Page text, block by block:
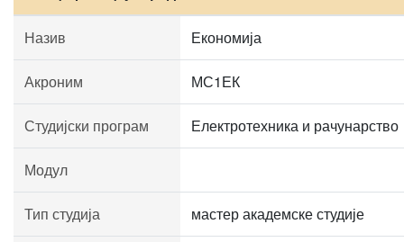
Назив Економија
Акроним МС1ЕК
Студијски програм Електротехника и рачунарство
Модул
Тип студија мастер академске студије